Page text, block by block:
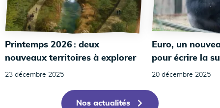
Printemps 2026 : deux
nouveaux territoires à explorer
23 décembre 2025
Euro, un
pour écrire la
20 décembre 2025
Nos actualités